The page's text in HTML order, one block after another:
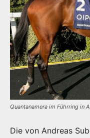
Quantanamera im Führring in
Die von Andreas